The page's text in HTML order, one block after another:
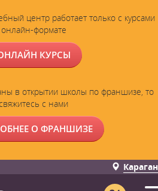
центр работает только с курсами
онлайн-формате
КУРСЫ
в открытии школы по франшизе, то
с нами
О ФРАНШИЗЕ